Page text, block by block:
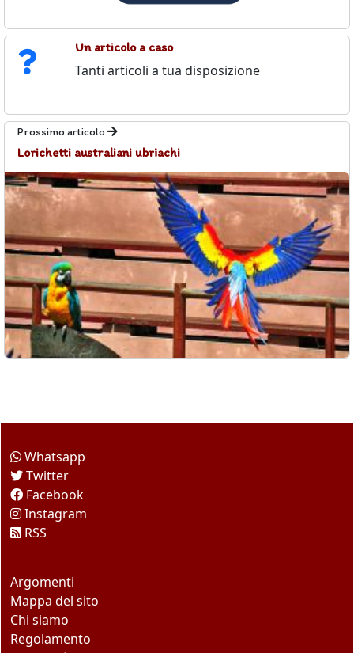
Un articolo a caso
Tanti articoli a tua disposizione
Prossimo articolo
Lorichetti australiani ubriachi
Whatsapp
Twitter
Facebook
Instagram
RSS
Argomenti
Mappa del sito
Chi siamo
Regolamento